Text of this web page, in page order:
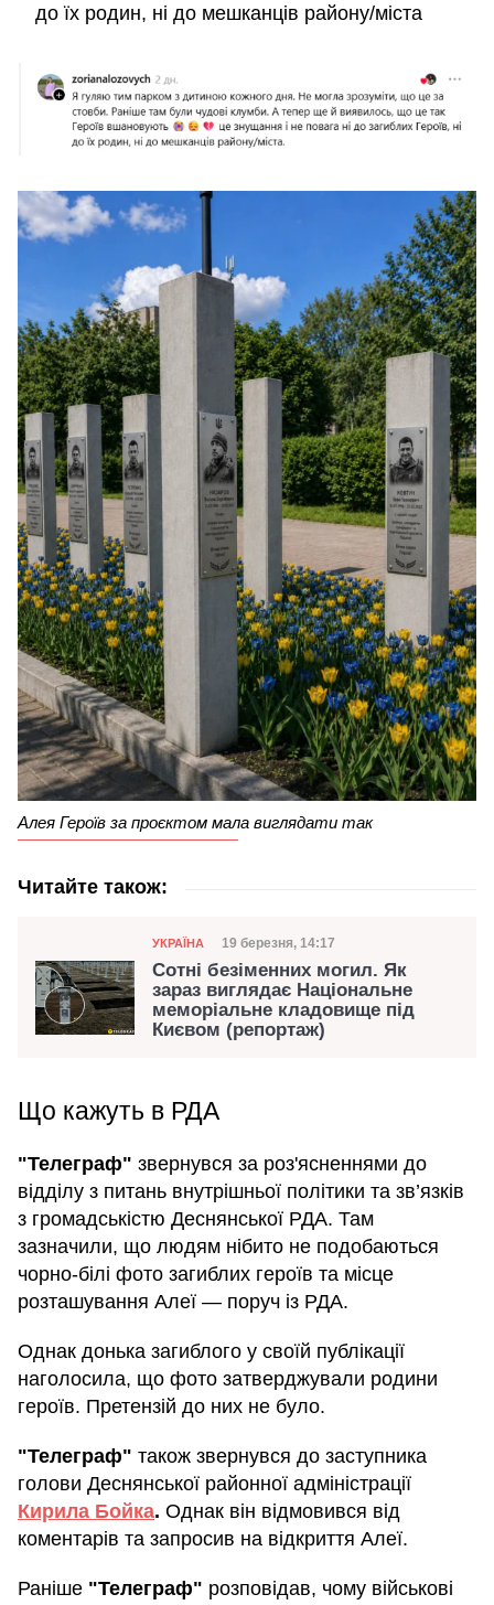
до їх родин, ні до мешканців району/міста
Алея Героїв за проєктом мала виглядати так
Читайте також:
Категорія
УКРАЇНА Дата публікації
19 березня, 14:17
Сотні безіменних могил. Як
зараз виглядає Національне
меморіальне кладовище під
Києвом (репортаж)
Що кажуть в РДА
"Телеграф" звернувся за роз'ясненнями до
відділу з питань внутрішньої політики та зв’язків
з громадськістю Деснянської РДА. Там
зазначили, що людям нібито не подобаються
чорно-білі фото загиблих героїв та місце
розташування Алеї — поруч із РДА.
Однак донька загиблого у своїй публікації
наголосила, що фото затверджували родини
героїв. Претензій до них не було.
"Телеграф" також звернувся до заступника
голови Деснянської районної адміністрації
Кирила Бойка. Однак він відмовився від
коментарів та запросив на відкриття Алеї.
Раніше "Телеграф" розповідав, чому військові